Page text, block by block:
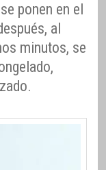
ponen en el
al
minutos, se